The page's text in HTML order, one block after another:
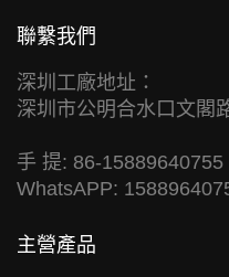
聯繫我們
深圳工廠地址：
深圳市公明合水口文閣
手 提: 86-15889640755
WhatsAPP:
主營產品